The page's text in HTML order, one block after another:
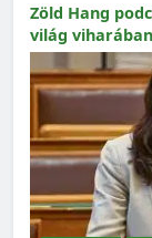
Zöld Hang
világ viharában